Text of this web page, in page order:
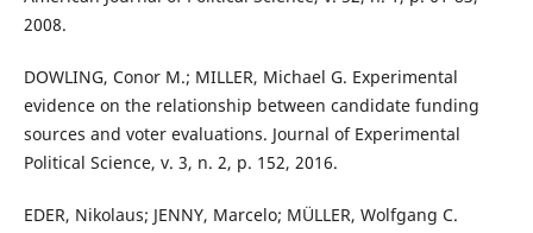
2008.
DOWLING, Conor M.; MILLER, Michael G. Experimental
evidence on the relationship between candidate funding
sources and voter evaluations. Journal of Experimental
Political Science, v. 3, n. 2, p. 152, 2016.
EDER, Nikolaus; JENNY, Marcelo; MÜLLER, Wolfgang C.